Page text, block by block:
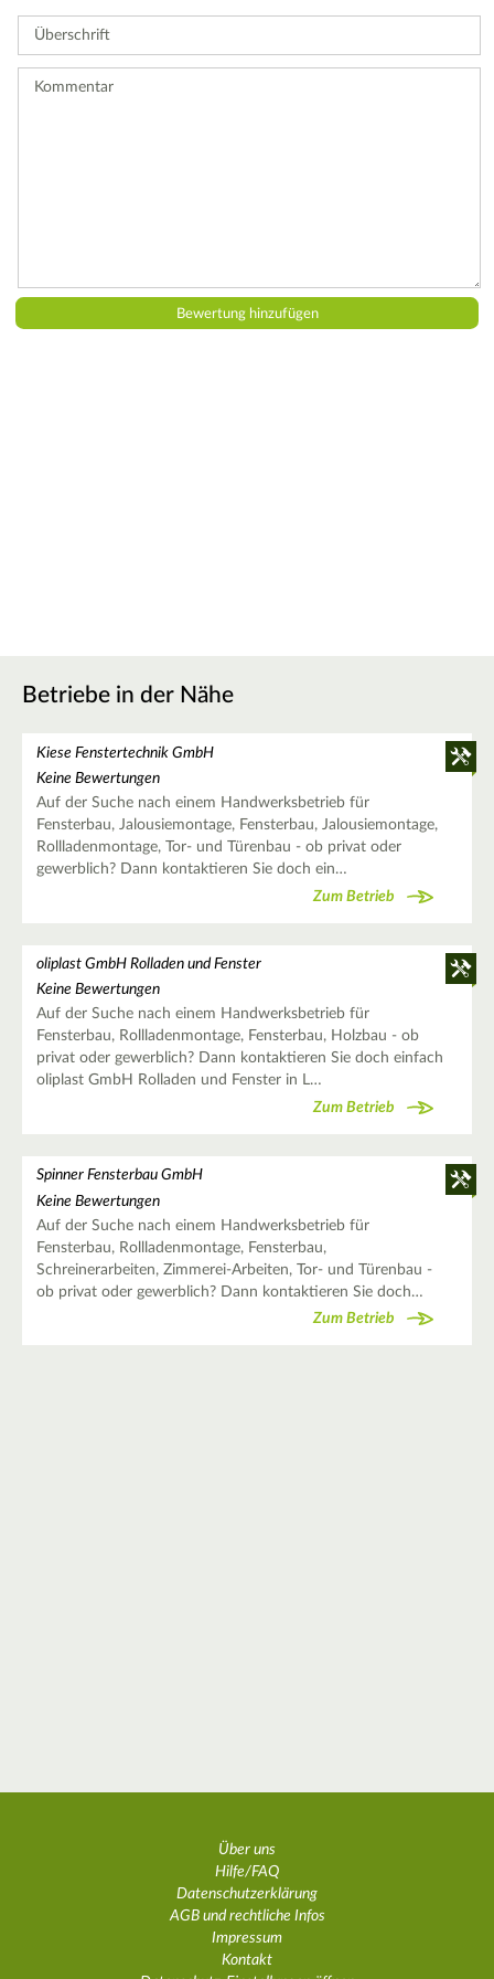
eine
Betriebe in der Nähe
Kiese Fenstertechnik GmbH
Keine Bewertungen
Auf der Suche nach einem Handwerksbetrieb für
Fensterbau, Jalousiemontage, Fensterbau, Jalousiemontage,
Rollladenmontage, Tor- und Türenbau - ob privat oder
gewerblich? Dann kontaktieren Sie doch ein…
Zum Betrieb
oliplast GmbH Rolladen und Fenster
Keine Bewertungen
Auf der Suche nach einem Handwerksbetrieb für
Fensterbau, Rollladenmontage, Fensterbau, Holzbau - ob
privat oder gewerblich? Dann kontaktieren Sie doch einfach
oliplast GmbH Rolladen und Fenster in L…
Zum Betrieb
Spinner Fensterbau GmbH
Keine Bewertungen
Auf der Suche nach einem Handwerksbetrieb für
Fensterbau, Rollladenmontage, Fensterbau,
Schreinerarbeiten, Zimmerei-Arbeiten, Tor- und Türenbau -
ob privat oder gewerblich? Dann kontaktieren Sie doch…
Zum Betrieb
Über uns
Hilfe/FAQ
Datenschutzerklärung
AGB und rechtliche Infos
Impressum
Kontakt